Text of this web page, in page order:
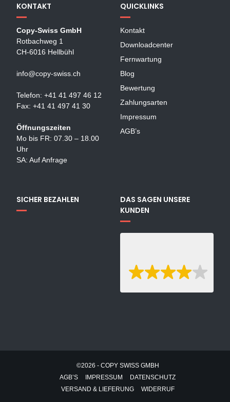
KONTAKT
Copy-Swiss GmbH
Rotbachweg 1
CH-6016 Hellbühl
info@copy-swiss.ch
Telefon: +41 41 497 46 12
Fax: +41 41 497 41 30
Öffnungszeiten
Mo bis FR: 07.30 – 18.00
Uhr
SA: Auf Anfrage
QUICKLINKS
Kontakt
Downloadcenter
Fernwartung
Blog
Bewertung
Zahlungsarten
Impressum
AGB’s
SICHER BEZAHLEN
DAS SAGEN UNSERE
KUNDEN
©2026 - COPY SWISS GMBH
AGB’S
IMPRESSUM
DATENSCHUTZ
VERSAND & LIEFERUNG
WIDERRUF